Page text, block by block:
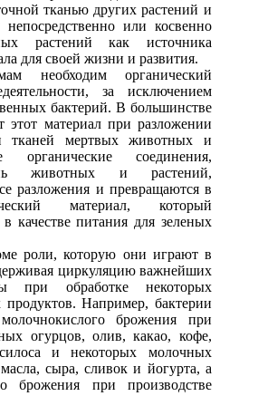
тканью других растений и
или косвенно
растений как источника
для своей жизни и развития.
необходим органический
за исключением
бактерий. В большинстве
этот материал при разложении
тканей мертвых животных и
органические соединения,
животных и растений,
разложения и превращаются в
материал, который
качестве питания для зеленых
роли, которую они играют в
циркуляцию важнейших
при обработке некоторых
Например, бактерии
брожения при
огурцов, олив, какао, кофе,
и некоторых молочных
сыра, сливок и йогурта, а
брожения при производстве